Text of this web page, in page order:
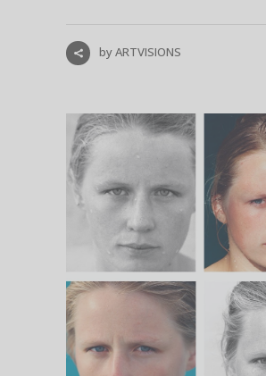
byARTVISIONS